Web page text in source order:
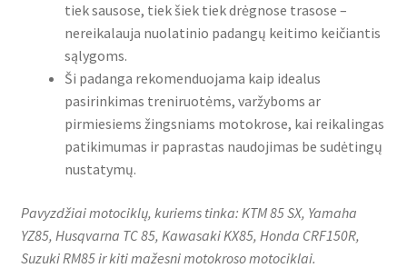
tiek sausose, tiek šiek tiek drėgnose trasose –
nereikalauja nuolatinio padangų keitimo keičiantis
sąlygoms.
Ši padanga rekomenduojama kaip idealus
pasirinkimas treniruotėms, varžyboms ar
pirmiesiems žingsniams motokrose, kai reikalingas
patikimumas ir paprastas naudojimas be sudėtingų
nustatymų.
Pavyzdžiai motociklų, kuriems tinka: KTM 85 SX, Yamaha
YZ85, Husqvarna TC 85, Kawasaki KX85, Honda CRF150R,
Suzuki RM85 ir kiti mažesni motokroso motociklai.